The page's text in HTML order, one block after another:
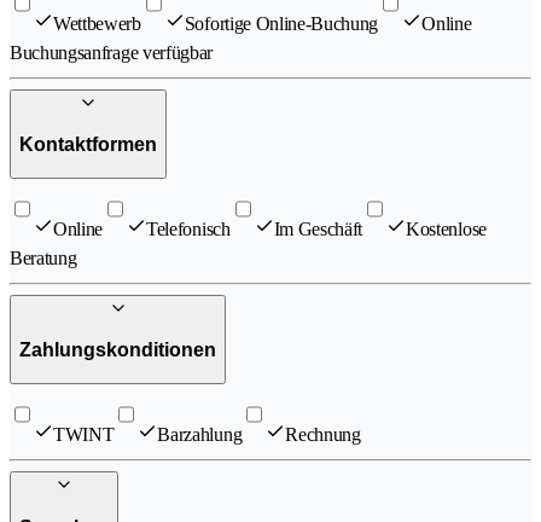
Wettbewerb Sofortige Online-Buchung
Online
Buchungsanfrage verfügbar
Kontaktformen
Online Telefonisch Im Geschäft
Kostenlose
Beratung
Zahlungskonditionen
TWINT Barzahlung Rechnung